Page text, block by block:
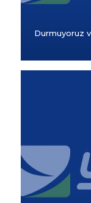
Durmuyoruz